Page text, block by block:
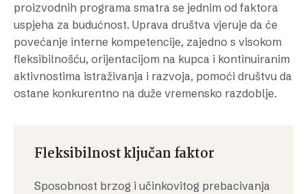
proizvodnih programa smatra se jednim od faktora
uspjeha za budućnost. Uprava društva vjeruje da će
povećanje interne kompetencije, zajedno s visokom
fleksibilnošću, orijentacijom na kupca i kontinuiranim
aktivnostima istraživanja i razvoja, pomoći društvu da
ostane konkurentno na duže vremensko razdoblje.
Fleksibilnost ključan faktor
Sposobnost brzog i učinkovitog prebacivanja